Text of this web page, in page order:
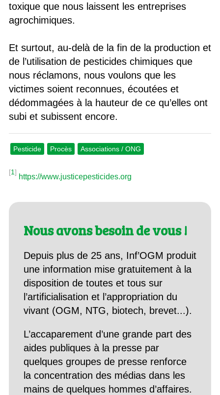
toxique que nous laissent les entreprises
agrochimiques.
Et surtout, au-delà de la fin de la production et
de l’utilisation de pesticides chimiques que
nous réclamons, nous voulons que les
victimes soient reconnues, écoutées et
dédommagées à la hauteur de ce qu’elles ont
subi et subissent encore.
Pesticide Procès Associations / ONG
[1]
https://www.justicepesticides.org
Nous avons besoin de vous !
Depuis plus de 25 ans, Inf’OGM produit
une information mise gratuitement à la
disposition de toutes et tous sur
l’artificialisation et l’appropriation du
vivant (OGM, NTG, biotech, brevet...).
L’accaparement d’une grande part des
aides publiques à la presse par
quelques groupes de presse renforce
la concentration des médias dans les
mains de quelques hommes d’affaires.